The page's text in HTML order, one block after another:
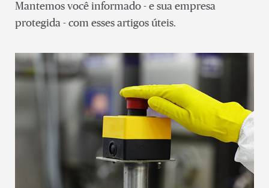
Mantemos você informado - e sua empresa
protegida - com esses artigos úteis.